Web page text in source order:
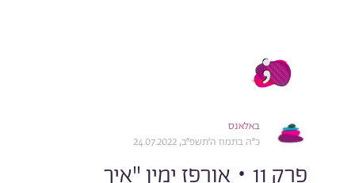
באלאנס
כ״ה בתמוז ה׳תשפ״ב, 24.07.2022
פרק 11 • אורפז ימין "איך